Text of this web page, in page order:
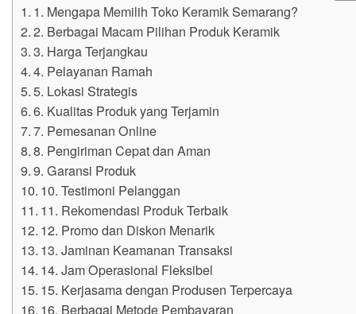
1. Mengapa Memilih Toko Keramik Semarang?
2. Berbagai Macam Pilihan Produk Keramik
3. Harga Terjangkau
4. Pelayanan Ramah
5. Lokasi Strategis
6. Kualitas Produk yang Terjamin
7. Pemesanan Online
8. Pengiriman Cepat dan Aman
9. Garansi Produk
10. Testimoni Pelanggan
11. Rekomendasi Produk Terbaik
12. Promo dan Diskon Menarik
13. Jaminan Keamanan Transaksi
14. Jam Operasional Fleksibel
15. Kerjasama dengan Produsen Terpercaya
16. Berbagai Metode Pembayaran